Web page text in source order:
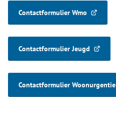
Contactformulier Wmo
(Verwijst
een
externe
website)
Contactformulier Jeugd
(Verwijst
een
externe
website)
Contactformulier Woonurgentie
(Verwijst